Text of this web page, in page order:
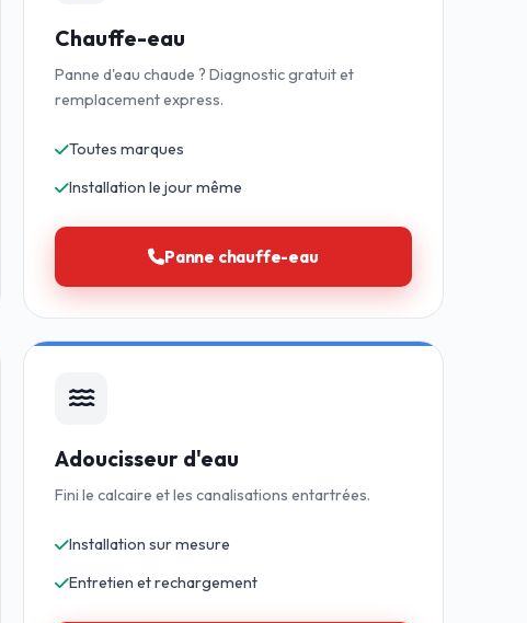
Chauffe-eau
Panne d'eau chaude ? Diagnostic gratuit et
remplacement express.
Toutes marques
Installation le jour même
Panne chauffe-eau
Adoucisseur d'eau
Fini le calcaire et les canalisations entartrées.
Installation sur mesure
Entretien et rechargement